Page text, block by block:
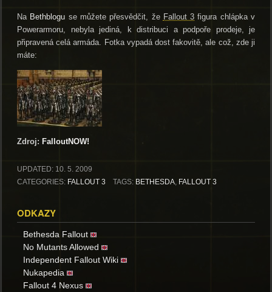
Na Bethblogu se můžete přesvědčit, že Fallout 3 figura chlápka v
Powerarmoru, nebyla jediná, k distribuci a podpoře prodeje, je
připravená celá armáda. Fotka vypadá dost fakovitě, ale což, zde ji
máte:
Zdroj: FalloutNOW!
UPDATED: 10. 5. 2009
CATEGORIES: FALLOUT 3 TAGS: BETHESDA, FALLOUT 3
ODKAZY
Bethesda Fallout
No Mutants Allowed
Independent Fallout Wiki
Nukapedia
Fallout 4 Nexus